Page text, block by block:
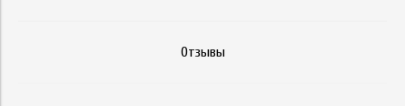
Отзывы